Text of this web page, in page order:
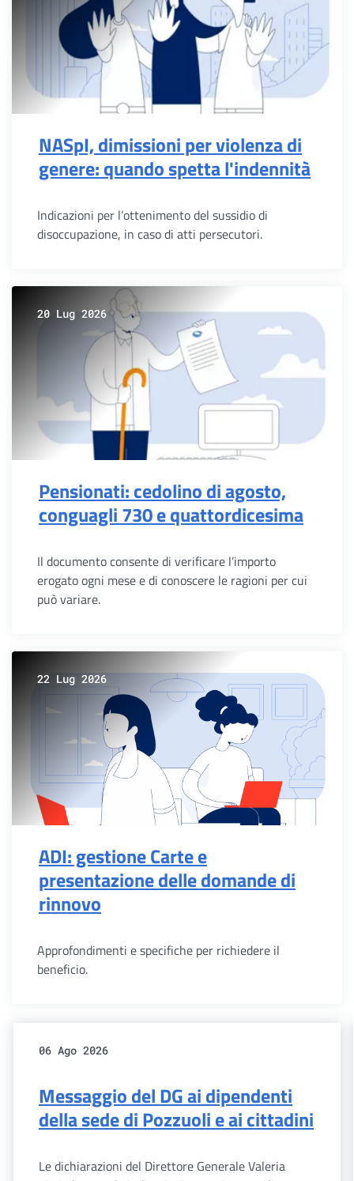
NASpI, dimissioni per violenza di
genere: quando spetta l'indennità
Indicazioni per l’ottenimento del sussidio di
disoccupazione, in caso di atti persecutori.
20 Lug 2026
Pensionati: cedolino di agosto,
conguagli 730 e quattordicesima
Il documento consente di verificare l’importo
erogato ogni mese e di conoscere le ragioni per cui
può variare.
22 Lug 2026
ADI: gestione Carte e
presentazione delle domande di
rinnovo
Approfondimenti e specifiche per richiedere il
beneficio.
06 Ago 2026
Messaggio del DG ai dipendenti
della sede di Pozzuoli e ai cittadini
Le dichiarazioni del Direttore Generale Valeria